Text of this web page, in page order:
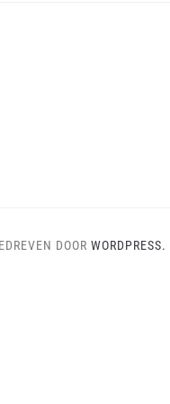
DOOR WORDPRESS.